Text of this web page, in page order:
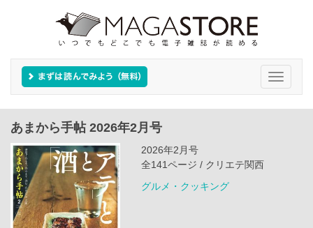
Toggle
あまから手帖 2026年2月号
2026年2月号
全141ページ / クリエテ関西
グルメ・クッキング